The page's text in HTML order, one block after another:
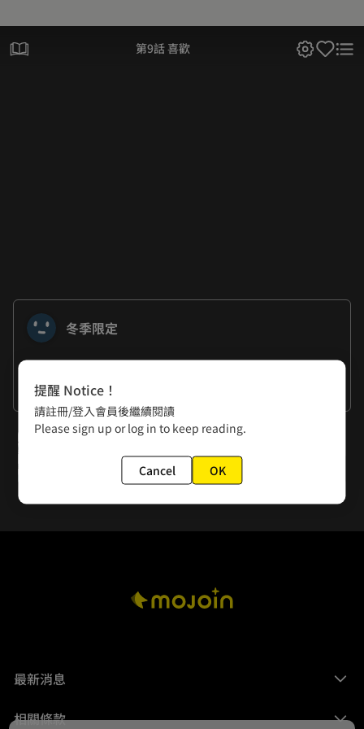
第9話 喜歡
冬季限定
下一話
第10話 變態
最新消息
相關條款
提醒 Notice！
請註冊/登入會員後繼續閱讀
Please sign up or log in to keep reading.
Cancel OK